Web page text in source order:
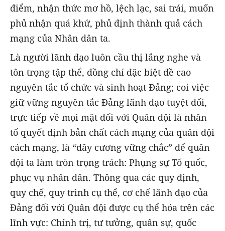
điểm, nhận thức mơ hồ, lệch lạc, sai trái, muốn
phủ nhận quá khứ, phủ định thành quả cách
mạng của Nhân dân ta.
Là người lãnh đạo luôn cầu thị lắng nghe và
tôn trọng tập thể, đồng chí đặc biệt đề cao
nguyên tắc tổ chức và sinh hoạt Đảng; coi việc
giữ vững nguyên tắc Đảng lãnh đạo tuyệt đối,
trực tiếp về mọi mặt đối với Quân đội là nhân
tố quyết định bản chất cách mạng của quân đội
cách mạng, là “dây cương vững chắc” để quân
đội ta làm tròn trọng trách: Phụng sự Tổ quốc,
phục vụ nhân dân. Thông qua các quy định,
quy chế, quy trình cụ thể, cơ chế lãnh đạo của
Đảng đối với Quân đội được cụ thể hóa trên các
lĩnh vực: Chính trị, tư tưởng, quân sự, quốc